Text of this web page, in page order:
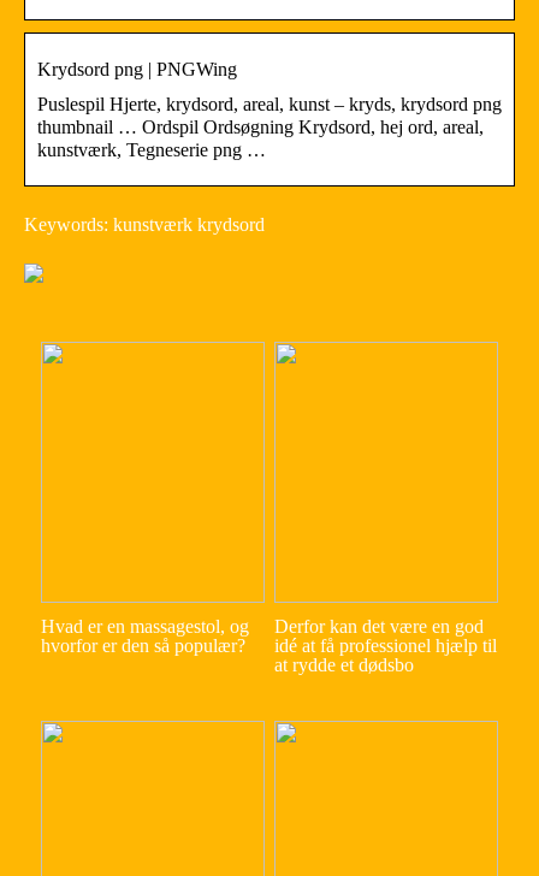
Krydsord png | PNGWing
Puslespil Hjerte, krydsord, areal, kunst – kryds, krydsord png
thumbnail … Ordspil Ordsøgning Krydsord, hej ord, areal,
kunstværk, Tegneserie png …
Keywords: kunstværk krydsord
Hvad er en massagestol, og
hvorfor er den så populær?
Derfor kan det være en god
idé at få professionel hjælp til
at rydde et dødsbo